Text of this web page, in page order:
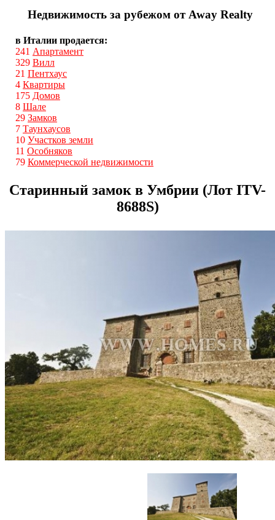
Недвижимость за рубежом от Away Realty
в Италии продается:
241 Апартамент
329 Вилл
21 Пентхаус
4 Квартиры
175 Домов
8 Шале
29 Замков
7 Таунхаусов
10 Участков земли
11 Особняков
79 Коммерческой недвижимости
Старинный замок в Умбрии (Лот ITV-
8688S)